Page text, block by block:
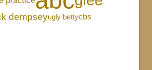
dempseyugly bettycbs